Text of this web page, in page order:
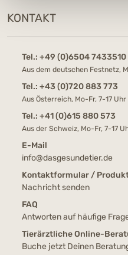
KONTAKT
Tel.: +49 (0)6504 7433510
Aus dem deutschen Festnetz,
Tel.: +43 (0)720 883 773
Aus Österreich, Mo-Fr, 7-17 Uhr
Tel.: +41 (0)615 880 573
Aus der Schweiz, Mo-Fr, 7-17
E-Mail
info@dasgesundetier.de
Kontaktformular /
Nachricht senden
FAQ
Antworten auf häufige
Tierärztliche Online-
Buche jetzt Deinen